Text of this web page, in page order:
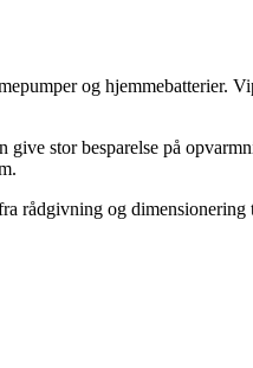
og hjemmebatterier.
stor besparelse på
rådgivning og